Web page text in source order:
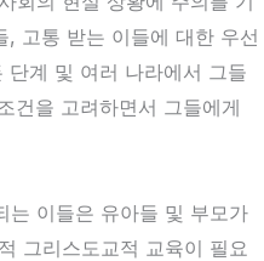
고통 받는 이들에 대한 우선
계 및 여러 나라에서 그들
건을 고려하면서 그들에게
는 이들은 유아들 및 부모가
그리스도교적 교육이 필요